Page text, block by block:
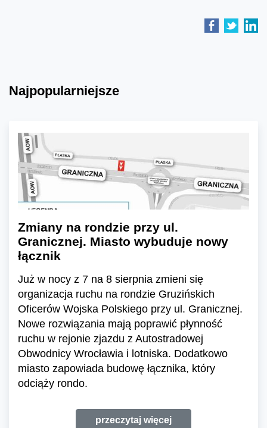
Najpopularniejsze
Zmiany na rondzie przy ul.
Granicznej. Miasto wybuduje nowy
łącznik
Już w nocy z 7 na 8 sierpnia zmieni się
organizacja ruchu na rondzie Gruzińskich
Oficerów Wojska Polskiego przy ul. Granicznej.
Nowe rozwiązania mają poprawić płynność
ruchu w rejonie zjazdu z Autostradowej
Obwodnicy Wrocławia i lotniska. Dodatkowo
miasto zapowiada budowę łącznika, który
odciąży rondo.
przeczytaj więcej